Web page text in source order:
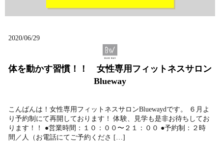
2020/06/29
体を動かす習慣！！ 女性専用フィットネスサロン
Blueway
こんばんは！女性専用フィットネスサロンBluewaydです。 ６月よ
り予約制にて再開しております！ 体験、見学も是非お待ちしてお
ります！！ ●営業時間：１０：００〜２１：００ ●予約制：２時
間／人（お電話にてご予約くださ […]